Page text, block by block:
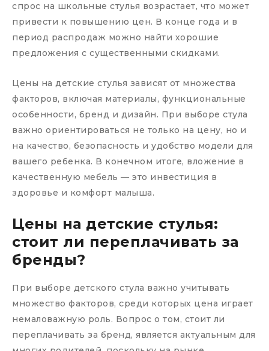
спрос на школьные стулья возрастает, что может
привести к повышению цен. В конце года и в
период распродаж можно найти хорошие
предложения с существенными скидками.
Цены на детские стулья зависят от множества
факторов, включая материалы, функциональные
особенности, бренд и дизайн. При выборе стула
важно ориентироваться не только на цену, но и
на качество, безопасность и удобство модели для
вашего ребенка. В конечном итоге, вложение в
качественную мебель — это инвестиция в
здоровье и комфорт малыша.
Цены на детские стулья:
стоит ли переплачивать за
бренды?
При выборе детского стула важно учитывать
множество факторов, среди которых цена играет
немаловажную роль. Вопрос о том, стоит ли
переплачивать за бренд, является актуальным для